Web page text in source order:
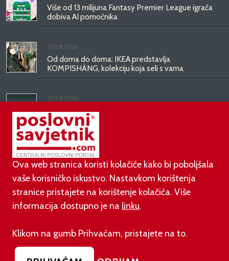
Više od 13 milijuna Fantasy Premier League igrača
dobiva AI pomoćnika
03.08.2026.
Od doma do doma: IKEA predstavlja
KOMPISHÄNG, kolekciju koja seli s vama
03.08.2026.
Kineski BYD predstavio luksuznu limuzinu veću od
Mercedesove S-klase, obećava domet do 1.000
kilometara
Footer menu
O nama Impressum Uvjeti korištenja
Ova web stranica koristi kolačiće kako bi poboljšala
vaše korisničko iskustvo. Nastavkom korištenja
stranice pristajete na korištenje kolačića. Više
informacija dostupno je na linku.
Klikom na gumb Prihvaćam, pristajete na to.